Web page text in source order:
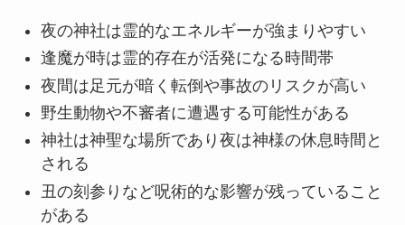
夜の神社は霊的なエネルギーが強まりやすい
逢魔が時は霊的存在が活発になる時間帯
夜間は足元が暗く転倒や事故のリスクが高い
野生動物や不審者に遭遇する可能性がある
神社は神聖な場所であり夜は神様の休息時間と
される
丑の刻参りなど呪術的な影響が残っていること
がある